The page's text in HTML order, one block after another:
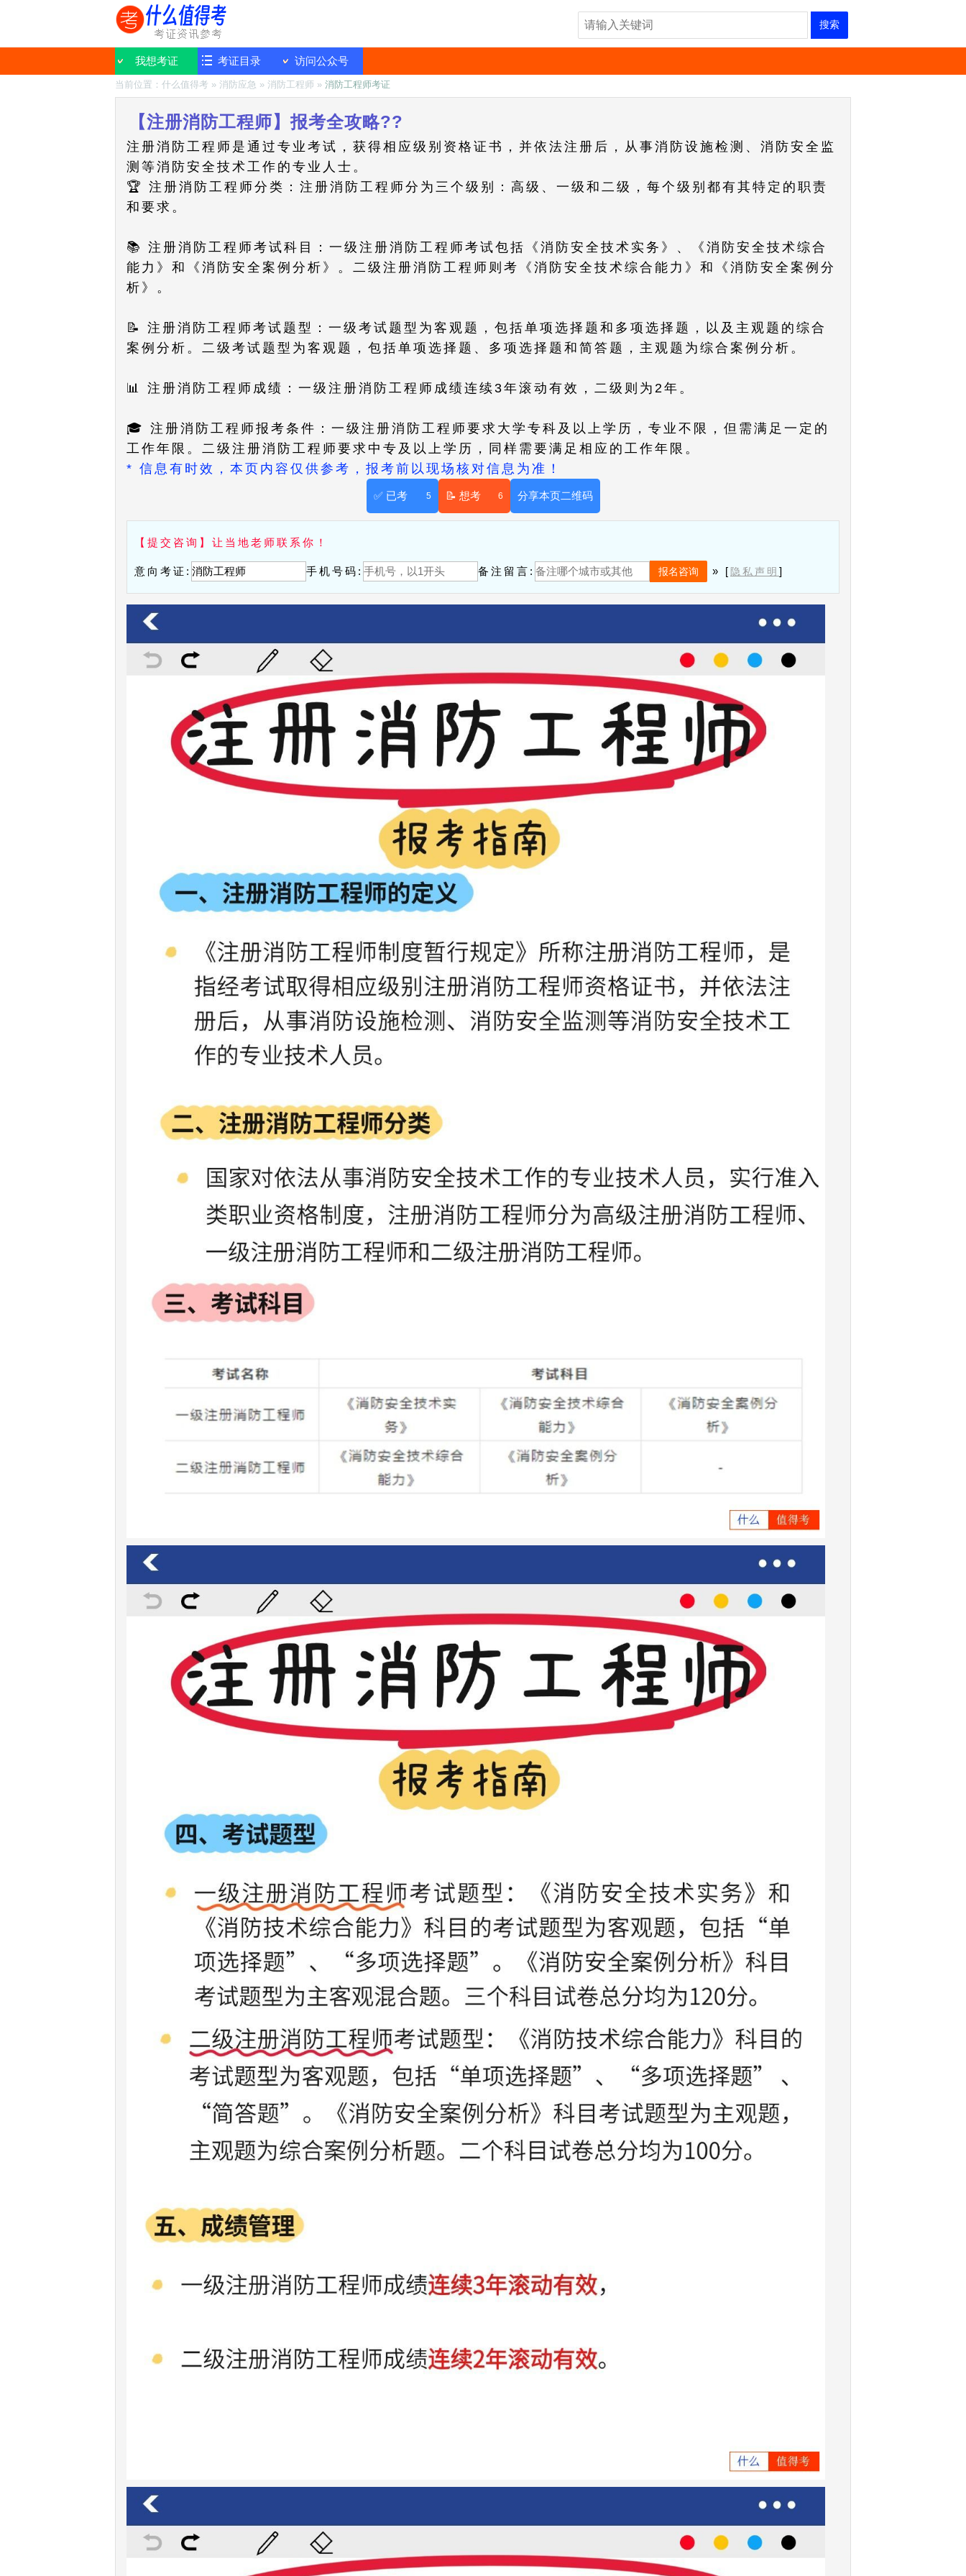
搜索
我想考证 考证目录 访问公众号
当前位置： 什么值得考 » 消防应急 » 消防工程师 » 消防工程师考证
【注册消防工程师】报考全攻略??
注册消防工程师是通过专业考试，获得相应级别资格证书，并依法注册后，从事消防设施检测、消防安全监
测等消防安全技术工作的专业人士。
🏆 注册消防工程师分类：注册消防工程师分为三个级别：高级、一级和二级，每个级别都有其特定的职责
和要求。
📚 注册消防工程师考试科目：一级注册消防工程师考试包括《消防安全技术实务》、《消防安全技术综合
能力》和《消防安全案例分析》。二级注册消防工程师则考《消防安全技术综合能力》和《消防安全案例分
析》。
📝 注册消防工程师考试题型：一级考试题型为客观题，包括单项选择题和多项选择题，以及主观题的综合
案例分析。二级考试题型为客观题，包括单项选择题、多项选择题和简答题，主观题为综合案例分析。
📊 注册消防工程师成绩：一级注册消防工程师成绩连续3年滚动有效，二级则为2年。
🎓 注册消防工程师报考条件：一级注册消防工程师要求大学专科及以上学历，专业不限，但需满足一定的
工作年限。二级注册消防工程师要求中专及以上学历，同样需要满足相应的工作年限。
* 信息有时效，本页内容仅供参考，报考前以现场核对信息为准！
5
✅ 已考 6
📝 想考 分享本页二维码
【提交咨询】让当地老师联系你！
意向考证: 手机号码: 备注留言: » [ 隐私声明 ]